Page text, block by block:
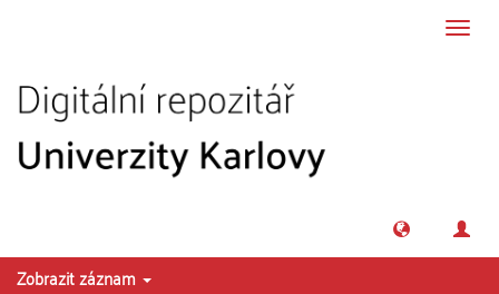
Zobrazit záznam